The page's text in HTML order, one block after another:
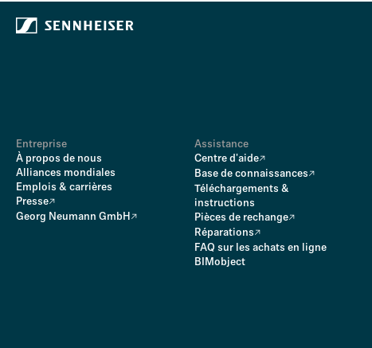
Entreprise
À propos de nous
Alliances mondiales
Emplois & carrières
Presse
Georg Neumann GmbH
Assistance
Centre d'aide
Base de connaissances
Téléchargements &
instructions
Pièces de rechange
Réparations
FAQ sur les achats en ligne
BIMobject